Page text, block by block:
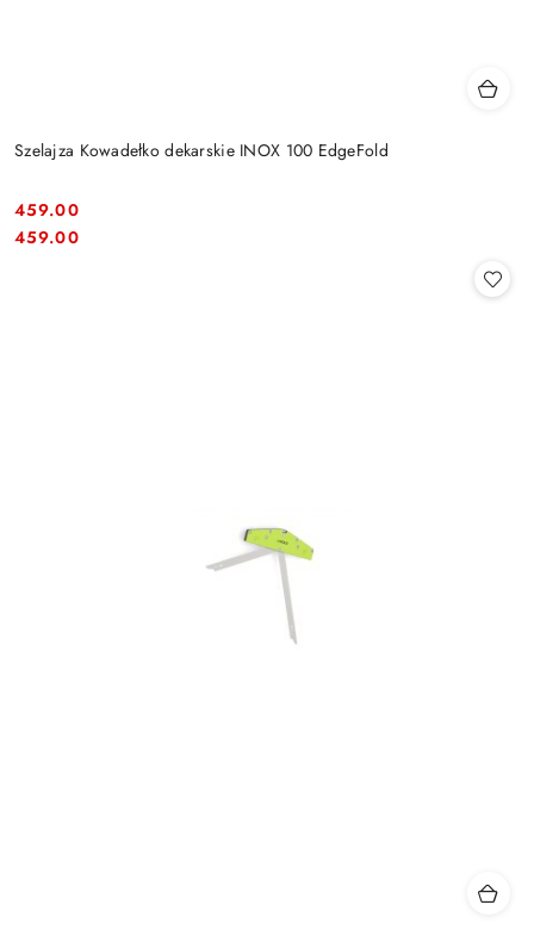
Szelajza Kowadełko dekarskie INOX 100 EdgeFold
Cena:
459.00
Cena:
459.00